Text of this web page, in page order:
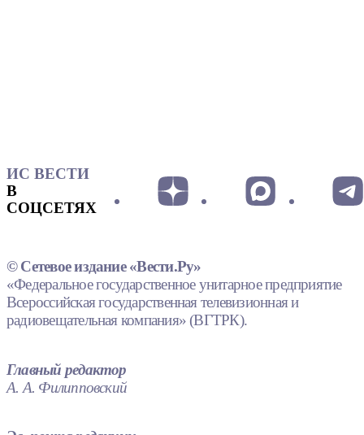
ИС ВЕСТИ
В
СОЦСЕТЯХ
© Сетевое издание «Вести.Ру»
«Федеральное государственное унитарное предприятие
Всероссийская государственная телевизионная и
радиовещательная компания» (ВГТРК).
Главный редактор
А. А. Филипповский